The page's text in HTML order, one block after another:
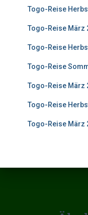
Togo-Reise
Togo-Reise März
Togo-Reise
Togo-Reise
Togo-Reise März
Togo-Reise
Togo-Reise März